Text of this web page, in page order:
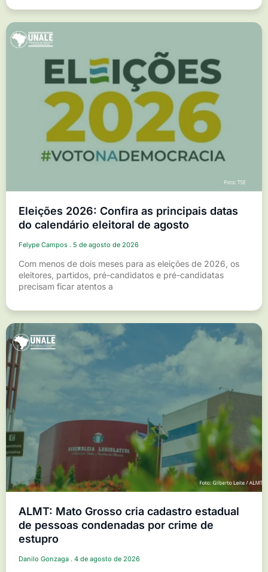
Eleições 2026: Confira as principais datas
do calendário eleitoral de agosto
Felype Campos 5 de agosto de 2026
Com menos de dois meses para as eleições de 2026, os
eleitores, partidos, pré-candidatos e pré-candidatas
precisam ficar atentos a
ALMT: Mato Grosso cria cadastro estadual
de pessoas condenadas por crime de
estupro
Danilo Gonzaga 4 de agosto de 2026